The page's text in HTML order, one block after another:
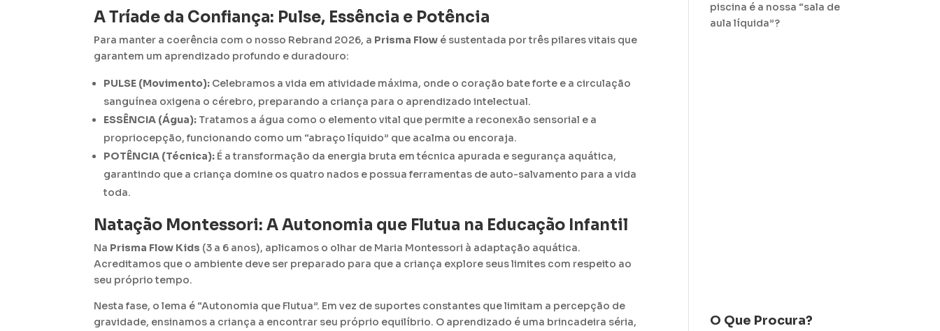
A Tríade da Confiança: Pulse, Essência e Potência
Para manter a coerência com o nosso Rebrand 2026, a Prisma Flow é sustentada por três pilares vitais que
garantem um aprendizado profundo e duradouro:
PULSE (Movimento): Celebramos a vida em atividade máxima, onde o coração bate forte e a circulação
sanguínea oxigena o cérebro, preparando a criança para o aprendizado intelectual.
ESSÊNCIA (Água): Tratamos a água como o elemento vital que permite a reconexão sensorial e a
propriocepção, funcionando como um “abraço líquido” que acalma ou encoraja.
POTÊNCIA (Técnica): É a transformação da energia bruta em técnica apurada e segurança aquática,
garantindo que a criança domine os quatro nados e possua ferramentas de auto-salvamento para a vida
toda.
Natação Montessori: A Autonomia que Flutua na Educação Infantil
Na Prisma Flow Kids (3 a 6 anos), aplicamos o olhar de Maria Montessori à adaptação aquática.
Acreditamos que o ambiente deve ser preparado para que a criança explore seus limites com respeito ao
seu próprio tempo.
Nesta fase, o lema é “Autonomia que Flutua”. Em vez de suportes constantes que limitam a percepção de
gravidade, ensinamos a criança a encontrar seu próprio equilíbrio. O aprendizado é uma brincadeira séria,
piscina é a nossa “sala de
aula líquida”?
O Que Procura?